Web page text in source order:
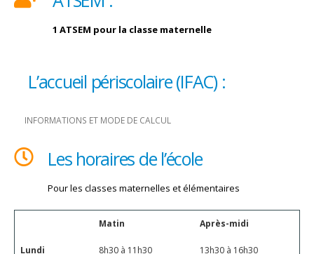
1 ATSEM pour la classe maternelle
L’accueil périscolaire (IFAC) :
INFORMATIONS ET MODE DE CALCUL
Les horaires de l’école
Pour les classes maternelles et élémentaires
Matin Après-midi
Lundi 8h30 à 11h30 13h30 à 16h30